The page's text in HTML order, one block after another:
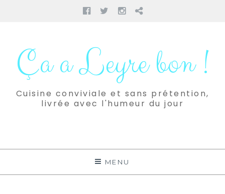
Facebook
TwitterInstagram
Pinterest
contenuÇa a Leyre bon !
Cuisine conviviale et sans prétention,
livrée avec l'humeur du jour
MENU